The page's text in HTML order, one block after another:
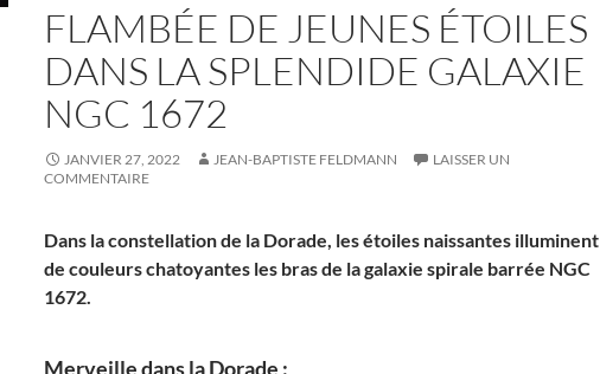
FLAMBÉE DE JEUNES ÉTOILES
DANS LA SPLENDIDE GALAXIE
NGC 1672
JANVIER 27, 2022 JEAN-BAPTISTE FELDMANN
LAISSER UN
COMMENTAIRE
Dans la constellation de la Dorade, les étoiles naissantes illuminent
de couleurs chatoyantes les bras de la galaxie spirale barrée NGC
1672.
Merveille dans la Dorade :